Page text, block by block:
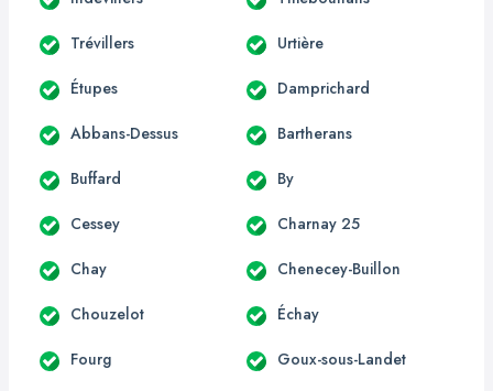
Trévillers Urtière
Étupes Damprichard
Abbans-Dessus Bartherans
Buffard By
Cessey Charnay 25
Chay Chenecey-Buillon
Chouzelot Échay
Fourg Goux-sous-Landet